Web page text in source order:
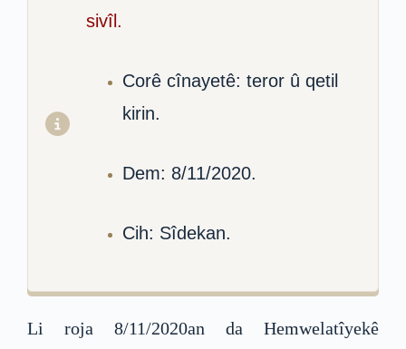
sivîl.
Corê cînayetê: teror û qetil
kirin.
Dem: 8/11/2020.
Cih: Sîdekan.
Li roja 8/11/2020an da Hemwelatîyekê